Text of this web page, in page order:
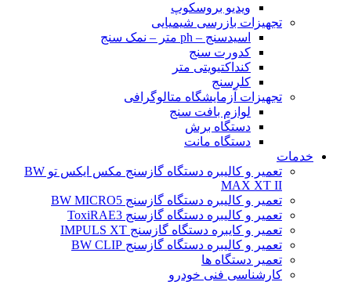
ویدیو بروسکوپ
تجهیزات بازرسی شیمیایی
اسیدسنج – ph متر – نمک سنج
کدورت سنج
کنداکتیویتی متر
کلرسنج
تجهیزات آزمایشگاه متالوگرافی
لوازم بافت سنج
دستگاه برش
دستگاه مانت
خدمات
تعمیر و کالیبره دستگاه گازسنج مکس ایکس تو BW
MAX XT II
تعمیر و کالیبره دستگاه گازسنج BW MICRO5
تعمیر و کالیبره دستگاه گازسنج ToxiRAE3
تعمیر و کایبره دستگاه گازسنج IMPULS XT
تعمیر و کالیبره دستگاه گازسنج BW CLIP
تعمیر دستگاه ها
کارشناسی فنی خودرو